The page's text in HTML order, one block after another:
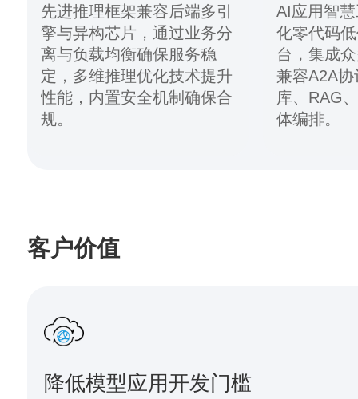
先进推理框架兼容后端多引
擎与异构芯片，通过业务分
离与负载均衡确保服务稳
定，多维推理优化技术提升
性能，内置安全机制确保合
规。
AI应用智
化零代码
台，集成
兼容A2A
库、RAG
体编排。
客户价值
降低模型应用开发门槛